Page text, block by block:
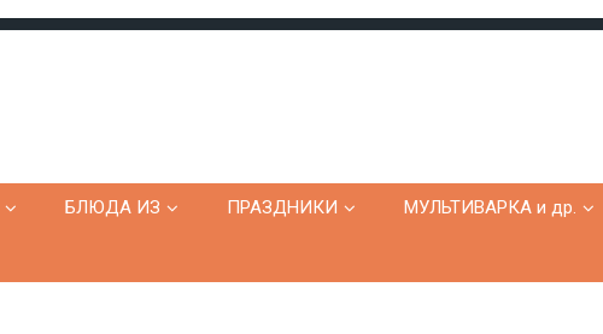
БЛЮДА ИЗ ПРАЗДНИКИ МУЛЬТИВАРКА и др.